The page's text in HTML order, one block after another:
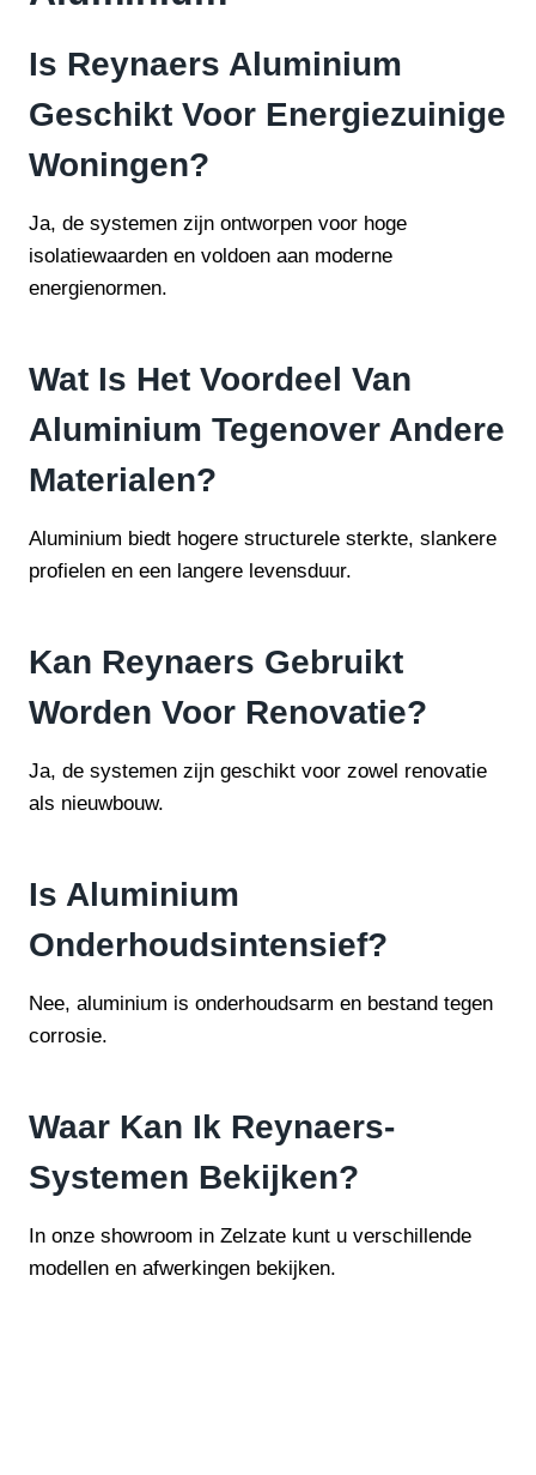
Is Reynaers Aluminium
Geschikt Voor Energiezuinige
Woningen?
Ja, de systemen zijn ontworpen voor hoge
isolatiewaarden en voldoen aan moderne
energienormen.
Wat Is Het Voordeel Van
Aluminium Tegenover Andere
Materialen?
Aluminium biedt hogere structurele sterkte, slankere
profielen en een langere levensduur.
Kan Reynaers Gebruikt
Worden Voor Renovatie?
Ja, de systemen zijn geschikt voor zowel renovatie
als nieuwbouw.
Is Aluminium
Onderhoudsintensief?
Nee, aluminium is onderhoudsarm en bestand tegen
corrosie.
Waar Kan Ik Reynaers-
Systemen Bekijken?
In onze showroom in Zelzate kunt u verschillende
modellen en afwerkingen bekijken.